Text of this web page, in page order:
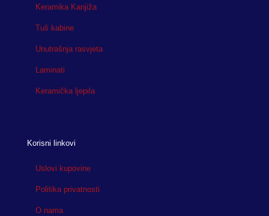
Keramika Kanjiža
Tuš kabine
Unutrašnja rasvjeta
Laminati
Keramička ljepila
Korisni linkovi
Uslovi kupovine
Politika privatnosti
O nama